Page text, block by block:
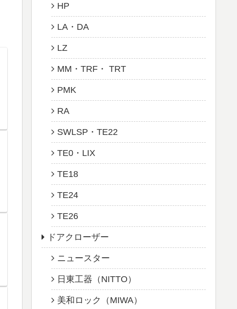
HP
LA・DA
LZ
MM・TRF・ TRT
PMK
RA
SWLSP・TE22
TE0・LIX
TE18
TE24
TE26
ドアクローザー
ニュースター
日東工器（NITTO）
美和ロック（MIWA）